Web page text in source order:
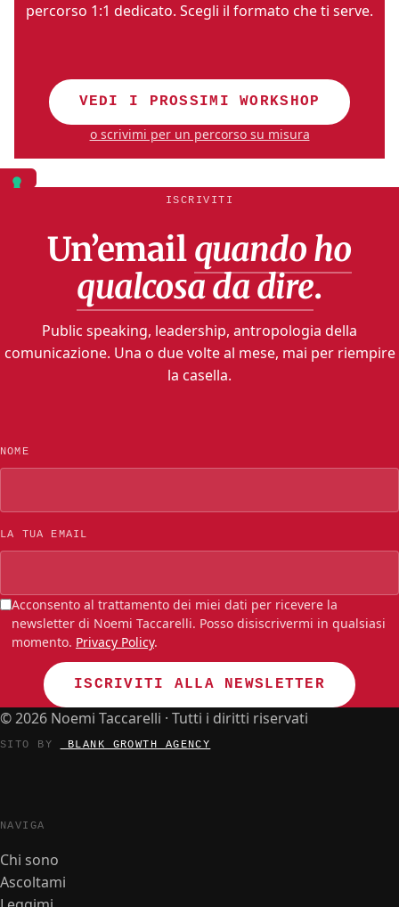
percorso 1:1 dedicato. Scegli il formato che ti serve.
VEDI I PROSSIMI WORKSHOP
o scrivimi per un percorso su misura
ISCRIVITI
Un’emailquando ho
qualcosa da dire.
Public speaking, leadership, antropologia della
comunicazione. Una o due volte al mese, mai per riempire
la casella.
NOME
LA TUA EMAIL
Acconsento al trattamento dei miei dati per ricevere la
newsletter di Noemi Taccarelli. Posso disiscrivermi in qualsiasi
momento. Privacy Policy.
ISCRIVITI ALLA NEWSLETTER
© 2026 Noemi Taccarelli · Tutti i diritti riservati
SITO BY _BLANK GROWTH AGENCY
NAVIGA
Chi sono
Ascoltami